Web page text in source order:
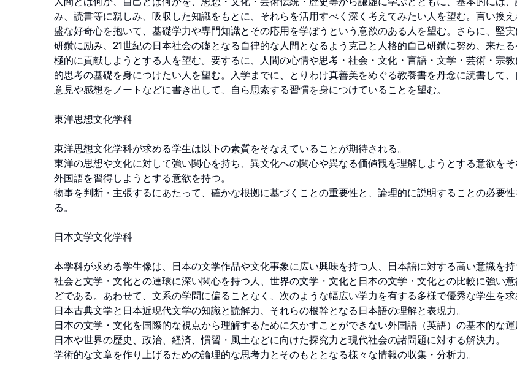
み、読書等に親しみ、吸収した知識をもとに、それらを活用すべく深く考えてみたい人を望む。言い換
盛な好奇心を抱いて、基礎学力や専門知識とその応用を学ぼうという意欲のある人を望む。さらに、堅
研鑽に励み、21世紀の日本社会の礎となる自律的な人間となるよう克己と人格的自己研鑽に努め、来た
極的に貢献しようとする人を望む。要するに、人間の心情や思考・社会・文化・言語・文学・芸術・宗
的思考の基礎を身につけたい人を望む。入学までに、とりわけ真善美をめぐる教養書を丹念に読書して
意見や感想をノートなどに書き出して、自ら思索する習慣を身につけていることを望む。
東洋思想文化学科
東洋思想文化学科が求める学生は以下の素質をそなえていることが期待される。
東洋の思想や文化に対して強い関心を持ち、異文化への関心や異なる価値観を理解しようとする意欲をそ
外国語を習得しようとする意欲を持つ。
物事を判断・主張するにあたって、確かな根拠に基づくことの重要性と、論理的に説明することの必要
る。
日本文学文化学科
本学科が求める学生像は、日本の文学作品や文化事象に広い興味を持つ人、日本語に対する高い意識を
社会と文学・文化との連環に深い関心を持つ人、世界の文学・文化と日本の文学・文化との比較に強い
どである。あわせて、文系の学問に偏ることなく、次のような幅広い学力を有する多様で優秀な学生を求
日本古典文学と日本近現代文学の知識と読解力、それらの根幹となる日本語の理解と表現力。
日本の文学・文化を国際的な視点から理解するために欠かすことができない外国語（英語）の基本的な運
日本や世界の歴史、政治、経済、慣習・風土などに向けた探究力と現代社会の諸問題に対する解決力。
学術的な文章を作り上げるための論理的な思考力とそのもととなる様々な情報の収集・分析力。